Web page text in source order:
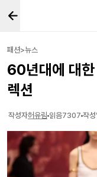
패션>뉴스
60년대에 대
렉션
작성자허유림 읽음7307 작성